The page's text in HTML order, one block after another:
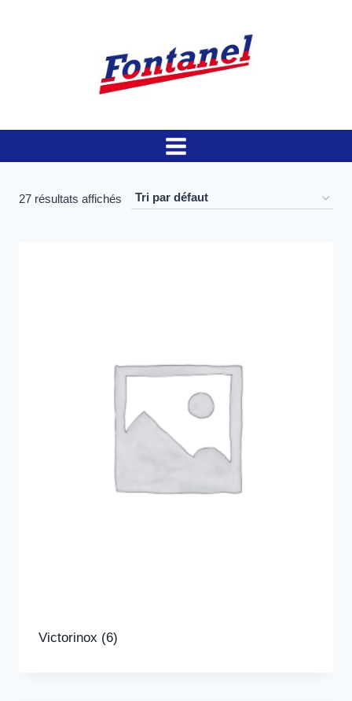
27 résultats affichés
Victorinox (6)